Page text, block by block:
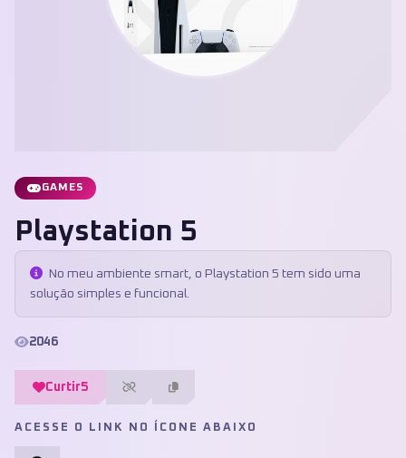
GAMES
Playstation 5
No meu ambiente smart, o Playstation 5 tem sido uma
solução simples e funcional.
2046
Curtir5
ACESSE O LINK NO ÍCONE ABAIXO